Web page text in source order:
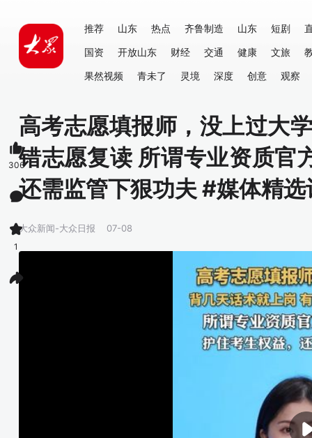
推荐 山东 热点 齐鲁制造 山东 短剧
国资
开放山东 财经 交通 健康 文旅
果然视频
青未了 灵境 深度 创意 观察
高考志愿填报师，没上过大
错志愿复读 所谓专业资质官
还需监管下狠功夫 #媒体精
大众新闻-大众日报 07-08
306
1